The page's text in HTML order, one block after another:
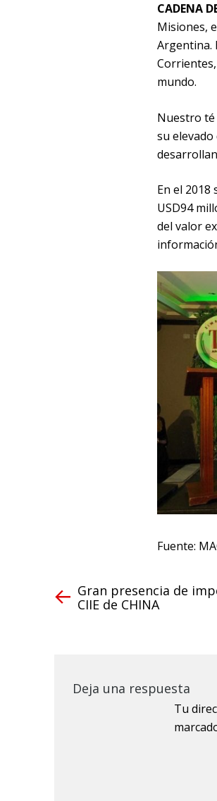
CADENA
Misiones,
Argentina.
mundo.
Nuestro
su
En el
USD94
del valor
Fuente:
Gran presencia de
CIIE de CHINA
Deja una respuesta
Tu